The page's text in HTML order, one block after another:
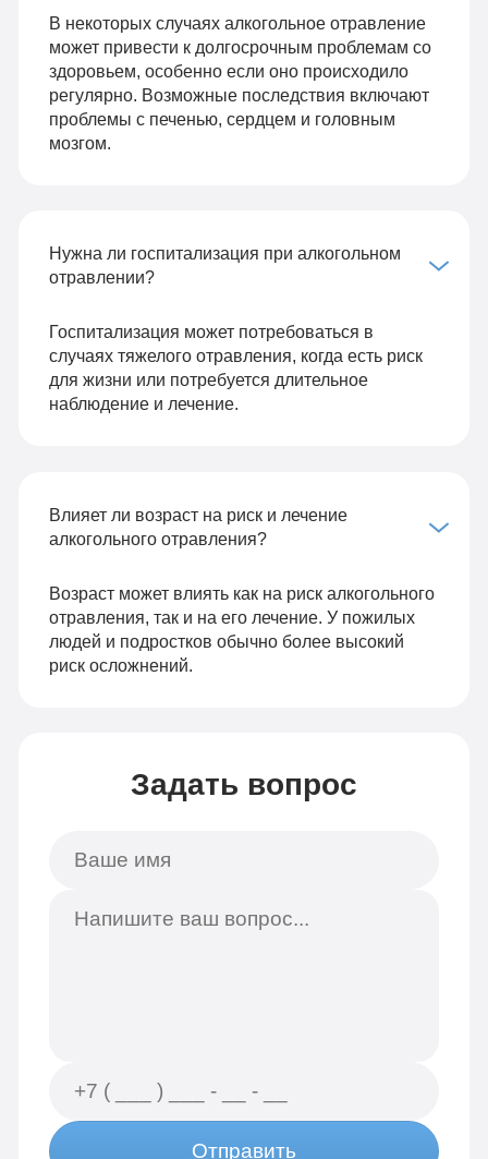
В некоторых случаях алкогольное отравление
может привести к долгосрочным проблемам со
здоровьем, особенно если оно происходило
регулярно. Возможные последствия включают
проблемы с печенью, сердцем и головным
мозгом.
Нужна ли госпитализация при алкогольном
отравлении?
Госпитализация может потребоваться в
случаях тяжелого отравления, когда есть риск
для жизни или потребуется длительное
наблюдение и лечение.
Влияет ли возраст на риск и лечение
алкогольного отравления?
Возраст может влиять как на риск алкогольного
отравления, так и на его лечение. У пожилых
людей и подростков обычно более высокий
риск осложнений.
Задать вопрос
Отправить